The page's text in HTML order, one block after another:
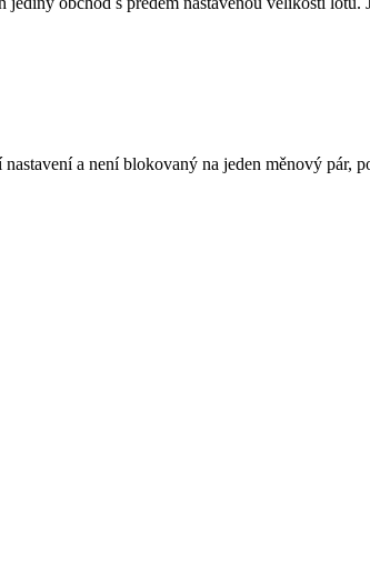
a není blokovaný na jeden měnový pár,